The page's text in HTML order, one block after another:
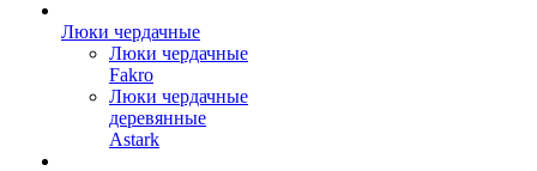
Люки чердачные
Люки чердачные
Fakro
Люки чердачные
деревянные
Astark